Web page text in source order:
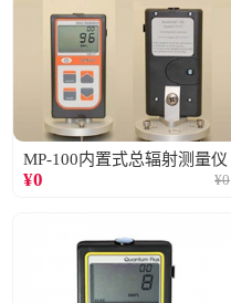
MP-100内置式总辐射测量仪
¥0 ¥0